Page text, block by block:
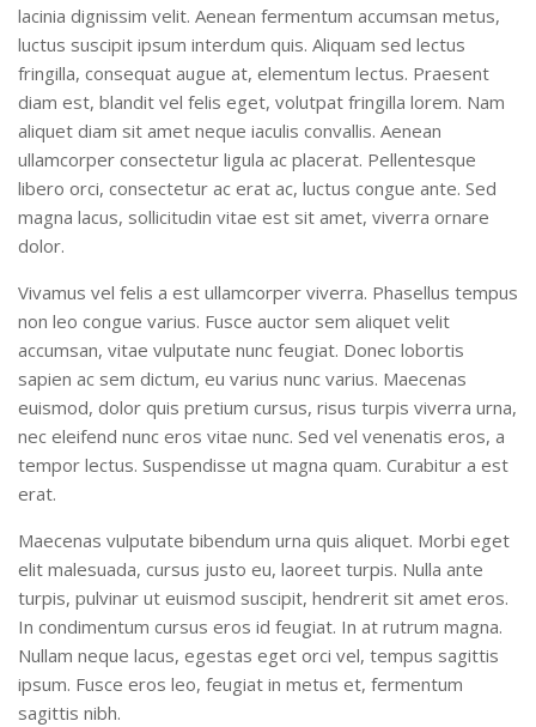
Comissões Internas
Pessoas
Localização
Serviços
Biblioteca
Administrativo e Financeiro
Obras e Manutenção
Transporte, Moradia e Alimentação
Promoção Social
Saúde Mental
Esporte, Arte e Cultura
Creche e Pré-Escola
Comunicação e Informática
Programas e Ações
Qualidade e Produtividade
Acessibilidade
lacinia dignissim velit. Aenean fermentum accumsan metus,
luctus suscipit ipsum interdum quis. Aliquam sed lectus
fringilla, consequat augue at, elementum lectus. Praesent
diam est, blandit vel felis eget, volutpat fringilla lorem. Nam
aliquet diam sit amet neque iaculis convallis. Aenean
ullamcorper consectetur ligula ac placerat. Pellentesque
libero orci, consectetur ac erat ac, luctus congue ante. Sed
magna lacus, sollicitudin vitae est sit amet, viverra ornare
dolor.
Vivamus vel felis a est ullamcorper viverra. Phasellus tempus
non leo congue varius. Fusce auctor sem aliquet velit
accumsan, vitae vulputate nunc feugiat. Donec lobortis
sapien ac sem dictum, eu varius nunc varius. Maecenas
euismod, dolor quis pretium cursus, risus turpis viverra urna,
nec eleifend nunc eros vitae nunc. Sed vel venenatis eros, a
tempor lectus. Suspendisse ut magna quam. Curabitur a est
erat.
Maecenas vulputate bibendum urna quis aliquet. Morbi eget
elit malesuada, cursus justo eu, laoreet turpis. Nulla ante
turpis, pulvinar ut euismod suscipit, hendrerit sit amet eros.
In condimentum cursus eros id feugiat. In at rutrum magna.
Nullam neque lacus, egestas eget orci vel, tempus sagittis
ipsum. Fusce eros leo, feugiat in metus et, fermentum
sagittis nibh.